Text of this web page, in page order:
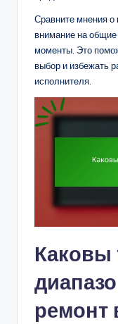
Сравните мнения о
внимание на
моменты. Это
выбор и избежать
исполнителя.
Каковы
ремонт